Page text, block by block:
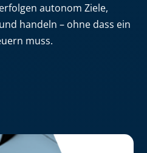
autonom Ziele,
handeln – ohne dass ein
muss.